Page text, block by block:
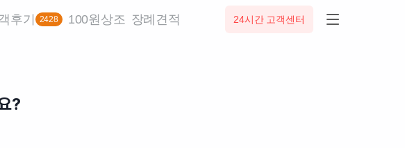
후기 2428 100원상조 장례견적 24시간 고객센터
?